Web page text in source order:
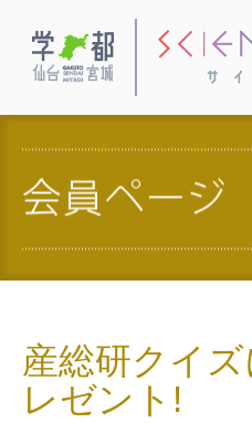
学都・仙台宮
産総研クイ
レゼント!